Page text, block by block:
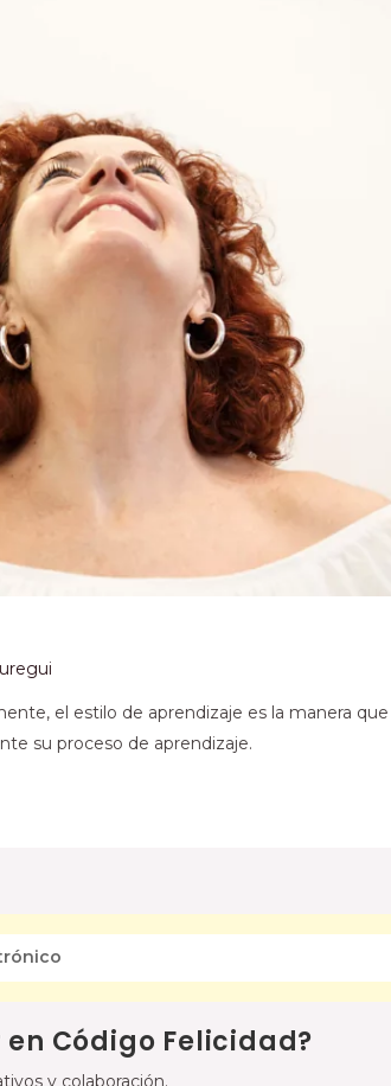
el estilo de aprendizaje es la manera
su proceso de aprendizaje.
Código Felicidad?
y colaboración.